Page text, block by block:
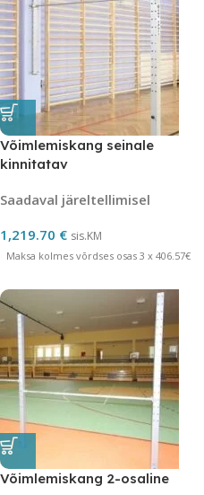
Võimlemiskang seinale
kinnitatav
Saadaval järeltellimisel
1,219.70 € sis.KM
Maksa kolmes võrdses osas 3 x 406.57€
Võimlemiskang 2-osaline